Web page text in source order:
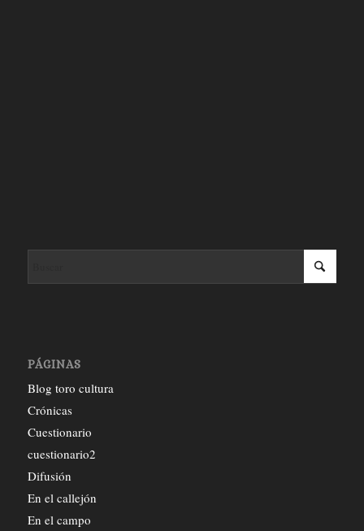
PÁGINAS
Blog toro cultura
Crónicas
Cuestionario
cuestionario2
Difusión
En el callejón
En el campo